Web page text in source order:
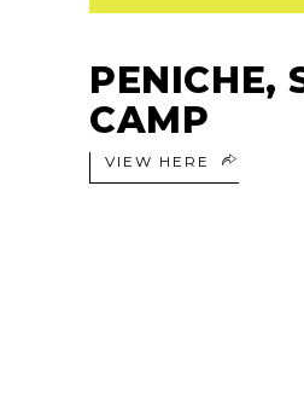
PENICHE,
CAMP
VIEW HERE